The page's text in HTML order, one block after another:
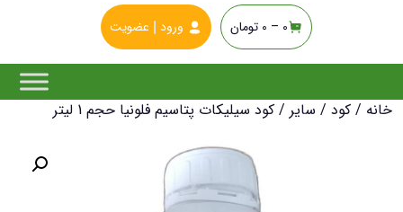
0 –
0 تومان ورود عضویت
خانه / کود / سایر / کود سیلیکات پتاسیم فلونیا حجم 1 لیتر